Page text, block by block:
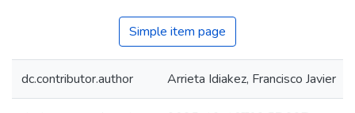
Policies
Simple item page
dc.contributor.author Arrieta Idiakez, Francisco Javier